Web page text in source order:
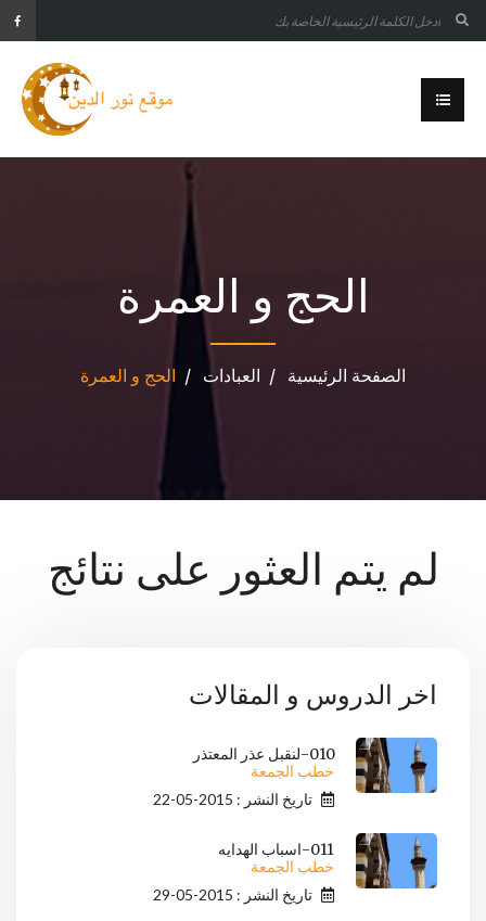
الحج و العمرة
الصفحة الرئيسية العبادات الحج و العمرة
لم يتم العثور على نتائج
اخر الدروس و المقالات
010-لنقبل عذر المعتذر
خطب الجمعة
تاريخ النشر : 2015-05-22
011-اسباب الهدايه
خطب الجمعة
تاريخ النشر : 2015-05-29